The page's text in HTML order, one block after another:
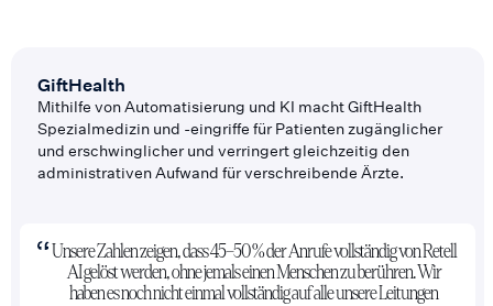
GiftHealth
Mithilfe von Automatisierung und KI macht GiftHealth
Spezialmedizin und -eingriffe für Patienten zugänglicher
und erschwinglicher und verringert gleichzeitig den
administrativen Aufwand für verschreibende Ärzte.
Unsere Zahlen zeigen, dass 45–50 % der Anrufe vollständig von Retell
AI gelöst werden, ohne jemals einen Menschen zu berühren. Wir
haben es noch nicht einmal vollständig auf alle unsere Leitungen